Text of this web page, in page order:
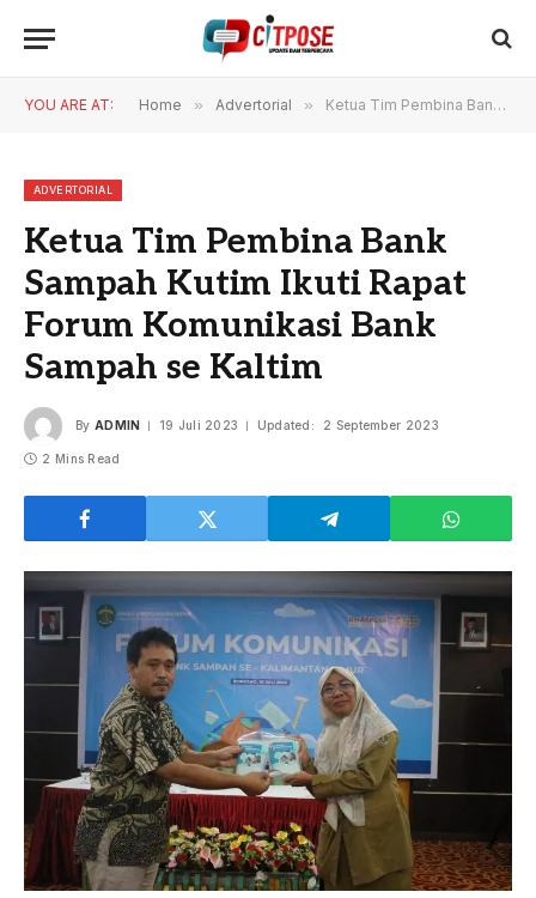
YOU ARE AT: Home » Advertorial » Ketua Tim Pembina Bank Sampah Kutim Ikuti Rapat Forum Komunikasi Bank Sampah se Kaltim
ADVERTORIAL
Ketua Tim Pembina Bank
Sampah Kutim Ikuti Rapat
Forum Komunikasi Bank
Sampah se Kaltim
By ADMIN 19 Juli 2023 Updated: 2 September 2023
2 Mins Read